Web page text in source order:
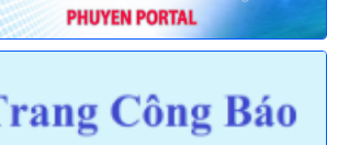
đường thủy nội địa thuộc phạm vi chức
Xây dựng
bố Danh mục thủ tục hành chính được sửa
an toàn bức xạ và hạt nhân thuộc phạm vi
Sở Khoa học và Công nghệ